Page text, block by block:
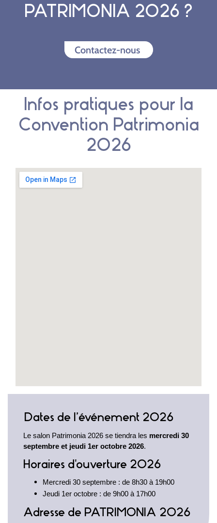
PATRIMONIA 2026 ?
Contactez-nous
Infos pratiques pour la
Convention Patrimonia
2026
Dates de l’événement 2026
Le salon Patrimonia 2026 se tiendra les mercredi 30
septembre et jeudi 1er octobre 2026.
Horaires d'ouverture 2026
Mercredi 30 septembre : de 8h30 à 19h00
Jeudi 1er octobre : de 9h00 à 17h00
Adresse de PATRIMONIA 2026